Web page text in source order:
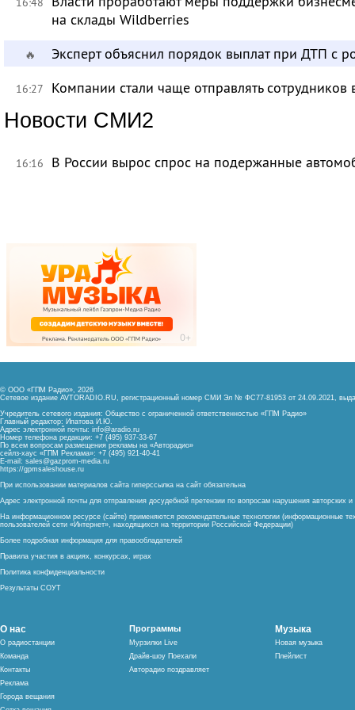
на склады Wildberries
🔥 Эксперт объяснил порядок выплат при ДТП с
16:27 Компании стали чаще отправлять сотрудников
Новости СМИ2
16:16 В России вырос спрос на подержанные
© ООО «ГПМ Радио», 2026
Сетевое издание AVTORADIO.RU, регистрационный номер СМИ Эл № ФС77-81953 от 24.09.2021,
Учредитель сетевого издания: Общество с ограниченной ответственностью «ГПМ Радио»
Главный редактор: Ипатова И.Ю.
Адрес электронной почты: info@aradio.ru
Номер телефона редакции: +7 (495) 937-33-67
По всем вопросам размещения рекламы на «Авторадио»
сейлз-хаус «ГПМ Реклама»: +7 (495) 921-40-41
E-mail: sales@gazprom-media.ru
https://gpmsaleshouse.ru
При использовании материалов сайта гиперссылка на сайт обязательна
Адрес электронной почты для отправления досудебной претензии по вопросам нарушения авторских
На информационном ресурсе (сайте) применяются рекомендательные технологии (информационные
пользователей сети «Интернет», находящихся на территории Российской Федерации)
Более подробная информация для правообладателей
Правила участия в акциях, конкурсах, играх
Политика конфиденциальности
Результаты СОУТ
О нас
О радиостанции
Команда
Контакты
Реклама
Города вещания
Программы
Мурзилки Live
Драйв-шоу Поехали
Авторадио поздравляет
Музыка
Новая музыка
Плейлист